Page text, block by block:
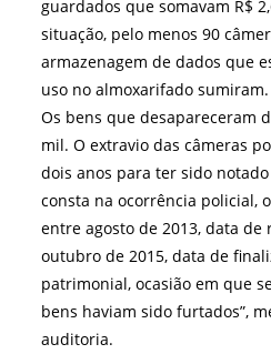
guardados que somavam R$
situação, pelo menos 90
armazenagem de dados que
uso no almoxarifado sumiram.
Os bens que desapareceram
mil. O extravio das câmeras
dois anos para ter sido notado
consta na ocorrência policial,
entre agosto de 2013, data
outubro de 2015, data de
patrimonial, ocasião em que
bens haviam sido furtados”,
auditoria.